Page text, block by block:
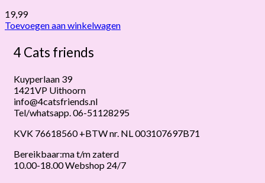
19,99
Toevoegen aan winkelwagen
4 Cats friends
Kuyperlaan 39
1421VP Uithoorn
info@4catsfriends.nl
Tel/whatsapp. 06-51128295
KVK 76618560 +BTW nr. NL 003107697B71
Bereikbaar:ma t/m zaterd
10.00-18.00 Webshop 24/7